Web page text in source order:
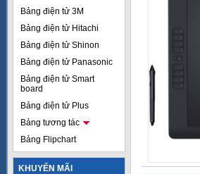
Bảng điện tử 3M
Bảng điện tử Hitachi
Bảng điện tử Shinon
Bảng điện tử Panasonic
Bảng điện tử Smart
board
Bảng điện tử Plus
Bảng tương tác
Bảng Flipchart
KHUYẾN MÃI